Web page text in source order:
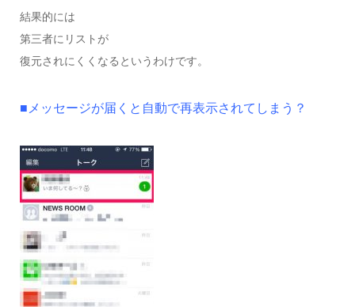
結果的には
第三者にリストが
復元されにくくなるというわけです。
■メッセージが届くと自動で再表示されてしまう？